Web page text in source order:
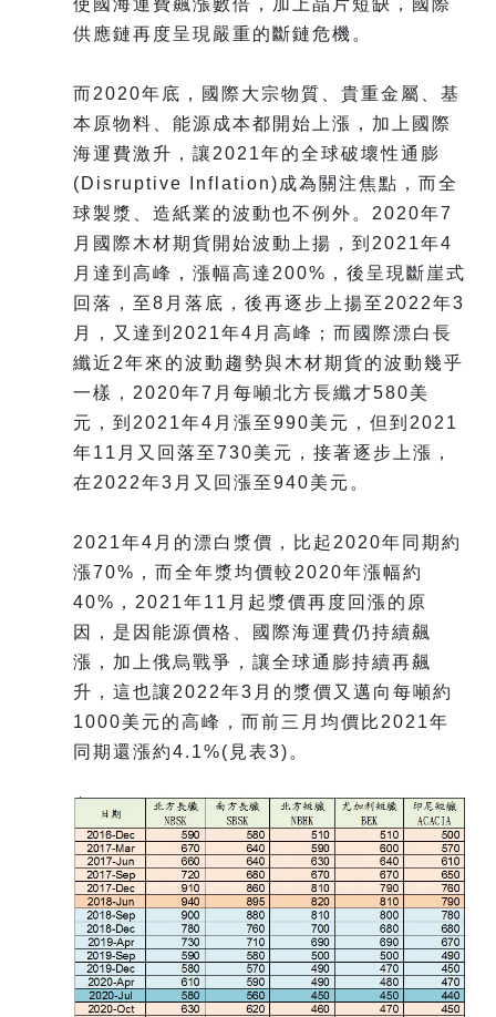
供應鏈再度呈現嚴重的斷鏈危機。
而2020年底，國際大宗物質、貴重金屬、基
本原物料、能源成本都開始上漲，加上國際
海運費激升，讓2021年的全球破壞性通膨
(Disruptive Inflation)成為關注焦點，而全
球製漿、造紙業的波動也不例外。2020年7
月國際木材期貨開始波動上揚，到2021年4
月達到高峰，漲幅高達200%，後呈現斷崖式
回落，至8月落底，後再逐步上揚至2022年3
月，又達到2021年4月高峰；而國際漂白長
纖近2年來的波動趨勢與木材期貨的波動幾乎
一樣，2020年7月每噸北方長纖才580美
元，到2021年4月漲至990美元，但到2021
年11月又回落至730美元，接著逐步上漲，
在2022年3月又回漲至940美元。
2021年4月的漂白漿價，比起2020年同期約
漲70%，而全年漿均價較2020年漲幅約
40%，2021年11月起漿價再度回漲的原
因，是因能源價格、國際海運費仍持續飆
漲，加上俄烏戰爭，讓全球通膨持續再飆
升，這也讓2022年3月的漿價又邁向每噸約
1000美元的高峰，而前三月均價比2021年
同期還漲約4.1%(見表3)。